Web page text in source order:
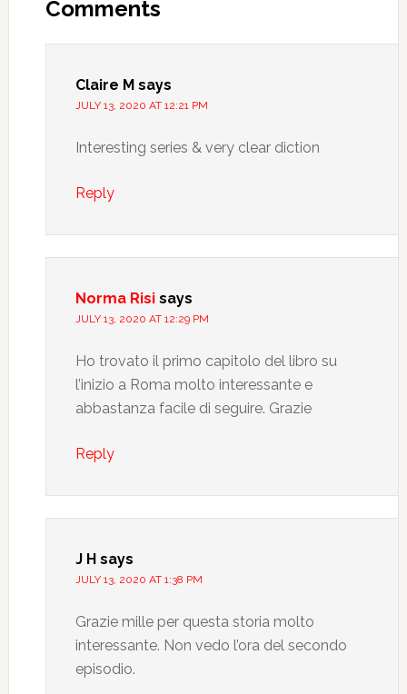
Comments
Claire M says
JULY 13, 2020 AT 12:21 PM
Interesting series & very clear diction
Reply
Norma Risi says
JULY 13, 2020 AT 12:29 PM
Ho trovato il primo capitolo del libro su
l’inizio a Roma molto interessante e
abbastanza facile di seguire. Grazie
Reply
J H says
JULY 13, 2020 AT 1:38 PM
Grazie mille per questa storia molto
interessante. Non vedo l’ora del secondo
episodio.